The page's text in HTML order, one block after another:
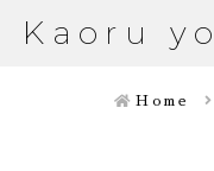
Kaoru
Home